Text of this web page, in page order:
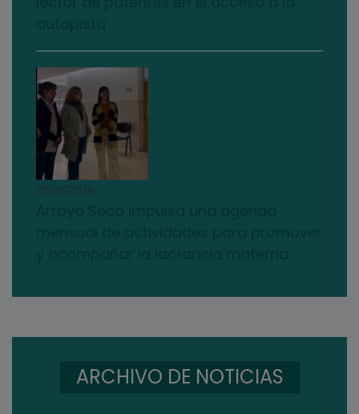
05/08/2026
ARCHIVO DE NOTICIAS